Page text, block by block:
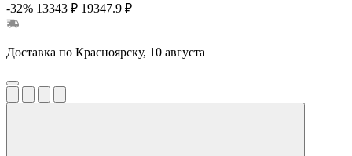
-32% 13343 ₽ 19347.9 ₽
Доставка по Красноярску, 10 августа